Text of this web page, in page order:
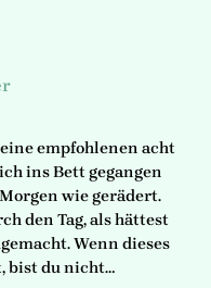
empfohlenen acht
ins Bett gegangen
wie gerädert.
den Tag, als hättest
Wenn dieses
bist du nicht…